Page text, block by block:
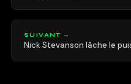
SUIVANT →
Nick Stevanson lâche le